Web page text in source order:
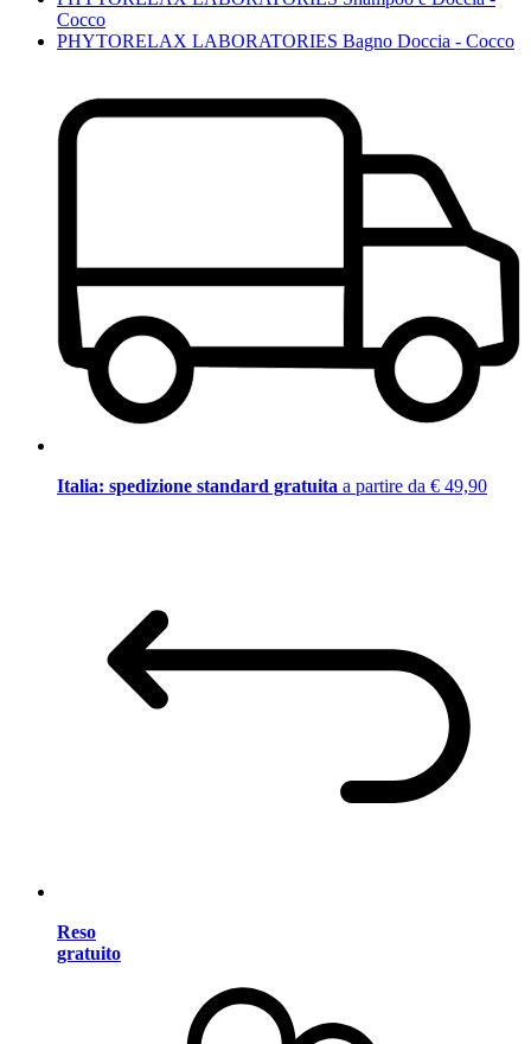
Cocco
PHYTORELAX LABORATORIES Bagno Doccia - Cocco
Italia: spedizione standard gratuita a partire da € 49,90
Reso
gratuito